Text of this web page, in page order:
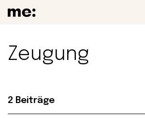
Zeugung
2 Beiträge